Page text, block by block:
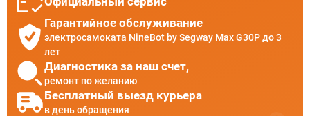
Гарантийное обслуживание
электросамоката NineBot by Segway Max G30P до 3
лет
Диагностика за наш счет,
ремонт по желанию
Бесплатный выезд курьера
в день обращения